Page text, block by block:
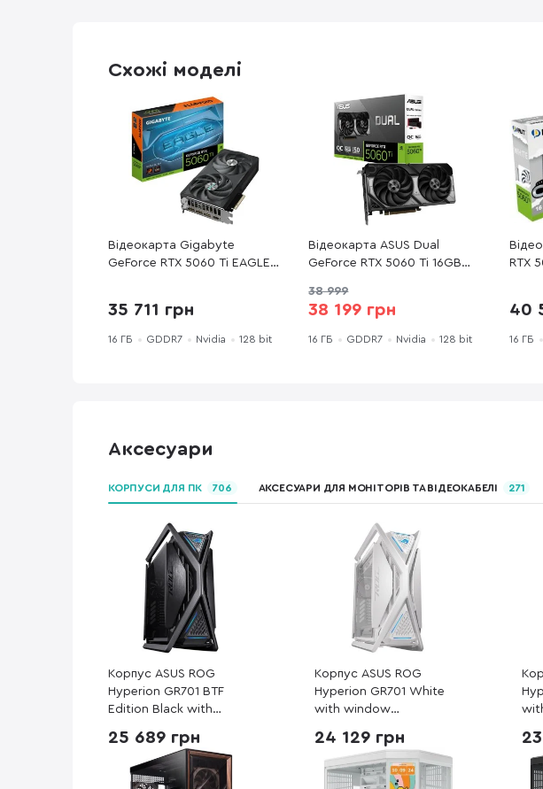
Схожі моделі
Відеокарта Gigabyte
GeForce RTX 5060 Ti EAGLE
35 711 грн
16 ГБ GDDR7 Nvidia 128 bit
Відеокарта ASUS Dual
GeForce RTX 5060 Ti 16GB
RTX5060TI-O16G)
38 999
38 199 грн
16 ГБ GDDR7 Nvidia 128 bit
RTX
40
16 ГБ
Аксесуари
КОРПУСИ ДЛЯ ПК 706 АКСЕСУАРИ ДЛЯ МОНІТОРІВ ТА ВІДЕОКАБЕЛІ 271
Корпус ASUS ROG
Hyperion GR701 BTF
Edition Black with
B39020)
25 689 грн
Корпус ASUS ROG
Hyperion GR701 White
with window
24 129 грн